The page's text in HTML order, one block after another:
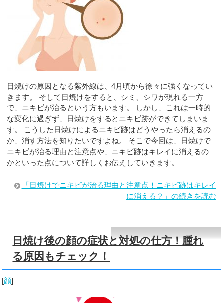
日焼けの原因となる紫外線は、4月頃から徐々に強くなってい
きます。 そして日焼けをすると、シミ、シワが現れる一方
で、ニキビが治るという方もいます。 しかし、これは一時的
な変化に過ぎず、日焼けをするとニキビ跡ができてしまいま
す。 こうした日焼けによるニキビ跡はどうやったら消えるの
か、消す方法を知りたいですよね。 そこで今回は、日焼けで
ニキビが治る理由と注意点や、ニキビ跡はキレイに消えるの
かといった点について詳しくお伝えしていきます。
「日焼けでニキビが治る理由と注意点！ニキビ跡はキレイ
に消える？」の続きを読む
日焼け後の顔の症状と対処の仕方！腫れ
る原因もチェック！
[顔]